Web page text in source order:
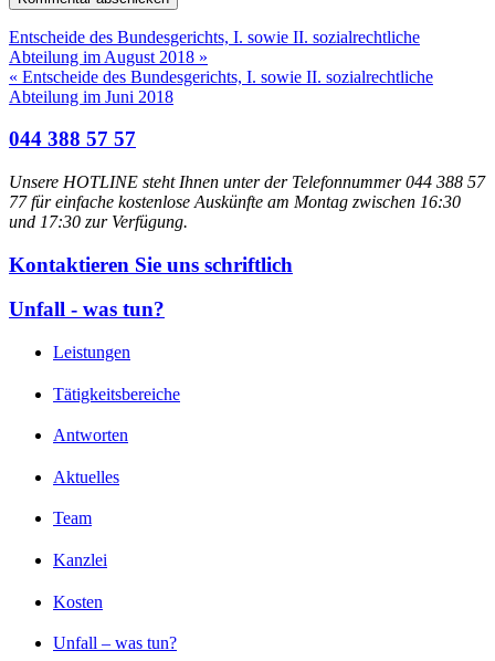
Entscheide des Bundesgerichts, I. sowie II. sozialrechtliche
Abteilung im August 2018 »
« Entscheide des Bundesgerichts, I. sowie II. sozialrechtliche
Abteilung im Juni 2018
044 388 57 57
Unsere HOTLINE steht Ihnen unter der Telefonnummer 044 388 57
77 für einfache kostenlose Auskünfte am Montag zwischen 16:30
und 17:30 zur Verfügung.
Kontaktieren Sie uns schriftlich
Unfall - was tun?
Leistungen
Tätigkeitsbereiche
Antworten
Aktuelles
Team
Kanzlei
Kosten
Unfall – was tun?